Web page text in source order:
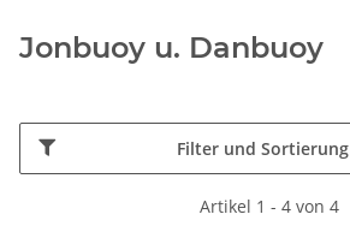
Jonbuoy u. Danbuoy
Filter und Sortierung
Artikel 1 - 4 von 4